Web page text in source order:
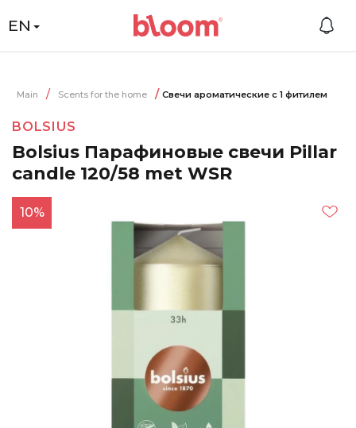
EN
Main Scents for the home Свечи ароматические с 1 фитилем
BOLSIUS
Bolsius Парафиновые свечи Pillar
candle 120/58 met WSR
10%